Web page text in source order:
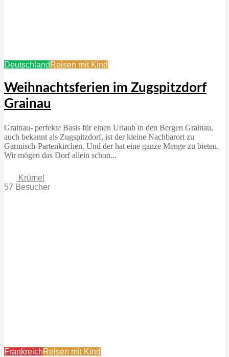
Deutschland Reisen mit Kind
Weihnachtsferien im Zugspitzdorf
Grainau
Grainau- perfekte Basis für einen Urlaub in den Bergen Grainau,
auch bekannt als Zugspitzdorf, ist der kleine Nachbarort zu
Garmisch-Partenkirchen. Und der hat eine ganze Menge zu bieten.
Wir mögen das Dorf allein schon...
Krümel
57 Besucher
FrankreichReisen mit Kind